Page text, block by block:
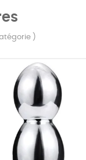
)